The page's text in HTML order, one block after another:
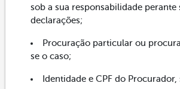
sob a sua responsabilidade perante
declarações;
Procuração particular ou
se o caso;
Identidade e CPF do Procurador,